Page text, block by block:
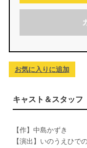
お気に入りに追加
キャスト＆スタッフ
【作】中島かずき
【演出】いのうえひで